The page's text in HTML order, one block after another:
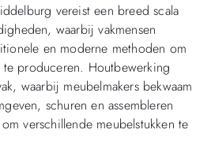
vereist een breed scala
waarbij vakmensen
en moderne methoden om
produceren. Houtbewerking
waarbij meubelmakers bekwaam
schuren en assembleren
verschillende meubelstukken te